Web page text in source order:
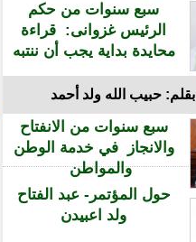
سبع سنوات من حكم
الرئيس غزوانى: قراءة
محايدة بداية يجب أن ننتبه
بقلم: حبيب الله ولد أحمد
سبع سنوات من الانفتاح
والانجاز في خدمة الوطن
والمواطن
حول المؤتمر- عبد الفتاح
ولد اعبيدن